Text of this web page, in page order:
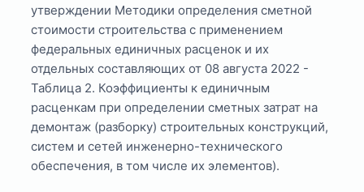
утверждении Методики определения сметной
стоимости строительства с применением
федеральных единичных расценок и их
отдельных составляющих от 08 августа 2022 -
Таблица 2. Коэффициенты к единичным
расценкам при определении сметных затрат на
демонтаж (разборку) строительных конструкций,
систем и сетей инженерно-технического
обеспечения, в том числе их элементов).